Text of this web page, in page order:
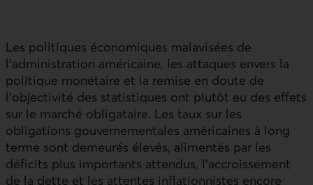
Les politiques économiques malavisées de
l’administration américaine, les attaques envers la
politique monétaire et la remise en doute de
l’objectivité des statistiques ont plutôt eu des effets
sur le marché obligataire. Les taux sur les
obligations gouvernementales américaines à long
terme sont demeurés élevés, alimentés par les
déficits plus importants attendus, l’accroissement
de la dette et les attentes inflationnistes encore